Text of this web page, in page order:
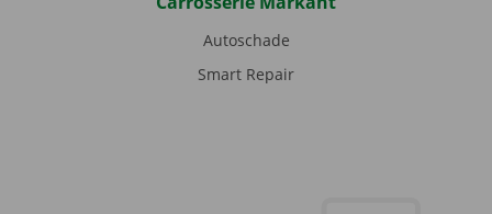
Autoschade
Smart Repair